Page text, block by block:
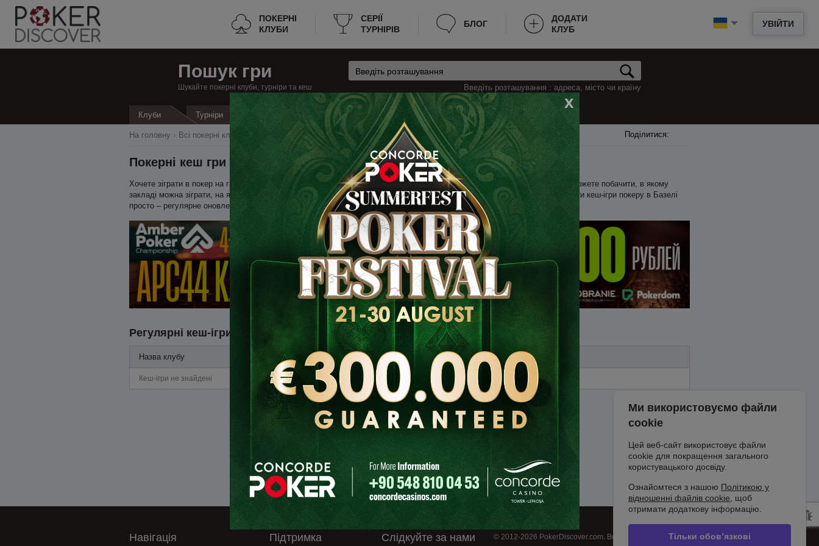
УВІЙТИ
ПОКЕРНІ
КЛУБИ
CЕРІЇ
ТУРНІРІВ
БЛОГ
ДОДАТИ
КЛУБ
Пошук гри
Шукайте покерні клуби, турніри та кеш Введіть розташування : адреса, місто чи країну
Клуби Турніри
x
Поділитися:
На головну Всі покерні клуби Швейцарія Кеш-ігри в Базель, Швейцарія
Покерні кеш гри в Базелі
Хочете зіграти в покер на гроші в Базелі? Ми надаємо всю необхідну інформацію для зручності пошуку гри. Нижче ви можете побачити, в якому
закладі можна зіграти, на яких лімітах зараз йде гра, яка мінімальна та максимальна вартість входу на стіл. Тепер знайти кеш-ігри покеру в Базелі
просто – регулярне оновлення даних дозволяє гравцям швидко знаходити місце для гри.
Регулярні кеш-ігри
Назва клубу Опис
Кеш-ігри не знайдені
Навігація Підтримка Слідкуйте за нами © 2012-2026 PokerDiscover.com. Всі права захищені.
Ми використовуємо файли
cookie
Цей веб-сайт використовує файли
cookie для покращення загального
користувацького досвіду.
Ознайомтеся з нашою Політикою у
відношенні файлів cookie, щоб
отримати додаткову інформацію.
Тільки обов’язкові